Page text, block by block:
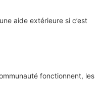
aide extérieure si c’est
fonctionnent, les